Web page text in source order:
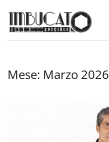
Mese: Marzo 2026